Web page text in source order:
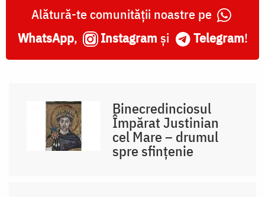
Alătură-te comunității noastre pe
WhatsApp, Instagram și Telegram!
Binecredinciosul
Împărat Justinian
cel Mare – drumul
spre sfințenie